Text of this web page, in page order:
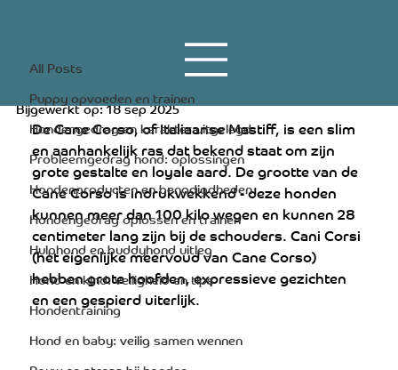
All Posts
Puppy opvoeden en trainen
Hondengedrag en karakter uitgelegd
Probleemgedrag hond: oplossingen
Hondenproducten en benodigdheden
Hondengedrag oplossen en trainen
Hulphond en buddyhond uitleg
Hond en kind: veiligheid en tips
Hondentraining
Hond en baby: veilig samen wennen
Cane Corso
6 minuten om te lezen
Bijgewerkt op:18 sep 2025
De Cane Corso, of Italiaanse Mastiff, is een slim
en aanhankelijk ras dat bekend staat om zijn
grote gestalte en loyale aard. De grootte van de
Cane Corso is indrukwekkend - deze honden
kunnen meer dan 100 kilo wegen en kunnen 28
centimeter lang zijn bij de schouders. Cani Corsi
(het eigenlijke meervoud van Cane Corso)
hebben grote hoofden, expressieve gezichten
en een gespierd uiterlijk.